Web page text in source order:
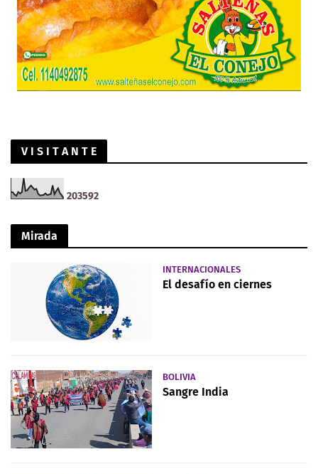
V I S I T A N T E
203592
Mirada
INTERNACIONALES
El desafío en ciernes
BOLIVIA
Sangre India